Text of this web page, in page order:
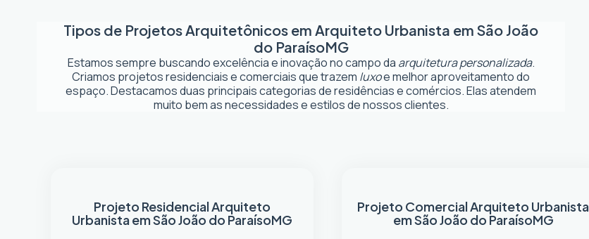
Tipos de Projetos Arquitetônicos em Arquiteto Urbanista em São João
do ParaísoMG
Estamos sempre buscando excelência e inovação no campo da arquitetura personalizada.
Criamos projetos residenciais e comerciais que trazem luxoe melhor aproveitamento do
espaço. Destacamos duas principais categorias de residências e comércios. Elas atendem
muito bem as necessidades e estilos de nossos clientes.
Projeto ResidencialArquiteto
Urbanista em São João do ParaísoMG
Projeto ComercialArquiteto Urbanista
em São João do ParaísoMG